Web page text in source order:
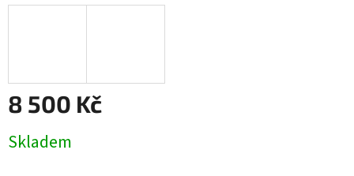
8 500 Kč
cena:
Skladem